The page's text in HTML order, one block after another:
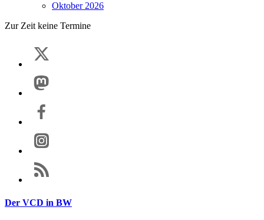
Oktober 2026
Zur Zeit keine Termine
Der VCD in BW